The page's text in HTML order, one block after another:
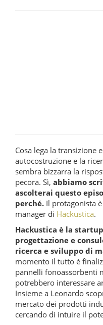
Cosa lega la transizione
autocostruzione e la
sembra bizzarra la
pecora. Sì, abbiamo
ascolterai questo
perché. Il protagonista
manager di Hackustica.
Hackustica è la
progettazione e
ricerca e sviluppo di
momento il tutto è
pannelli fonoassorbenti
potrebbero interessare
Insieme a Leonardo
mercato dei prodotti
cercando di intuire il